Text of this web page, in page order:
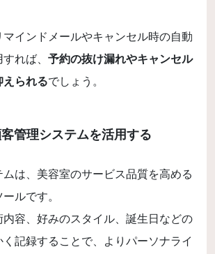
インドメールやキャンセル時の自動
れば、 予約の抜け漏れやキャンセル
られるでしょう。
管理システムを活用する
は、美容室のサービス品質を高める
ルです。
容、好みのスタイル、誕生日などの
記録することで、よりパーソナライ